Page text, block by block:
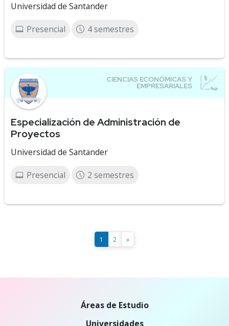
Universidad de Santander
Presencial 4 semestres
Especialización de Administración de
Proyectos
Universidad de Santander
Presencial 2 semestres
1 2 »
Áreas de Estudio
Universidades